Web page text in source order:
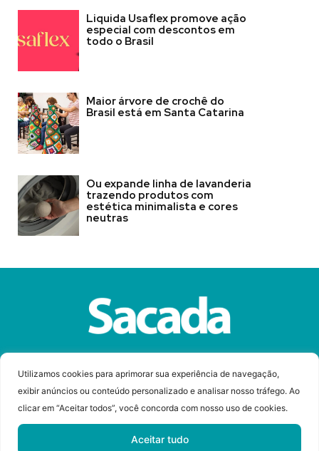
Utilizamos cookies para aprimorar sua experiência de navegação,
exibir anúncios ou conteúdo personalizado e analisar nosso tráfego. Ao
clicar em “Aceitar todos”, você concorda com nosso uso de cookies.
Aceitar tudo
Liquida Usaflex promove ação
especial com descontos em
todo o Brasil
Maior árvore de crochê do
Brasil está em Santa Catarina
Ou expande linha de lavanderia
trazendo produtos com
estética minimalista e cores
neutras
Desenvolvido por